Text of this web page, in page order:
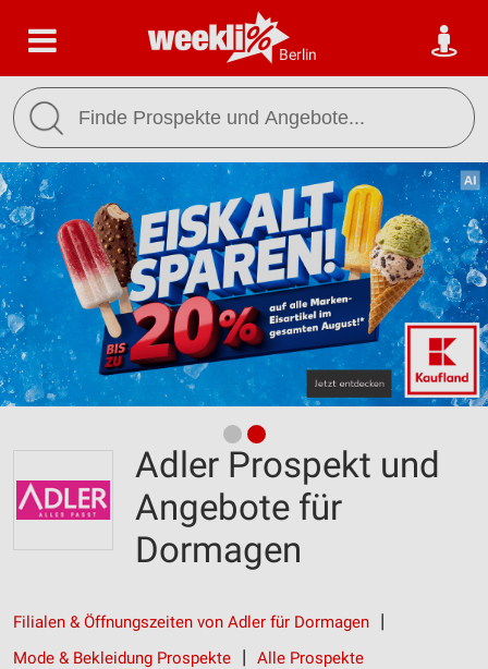
Berlin
Adler Prospekt und
Angebote für
Dormagen
Filialen & Öffnungszeiten von Adler für Dormagen
Mode & Bekleidung Prospekte
Alle Prospekte